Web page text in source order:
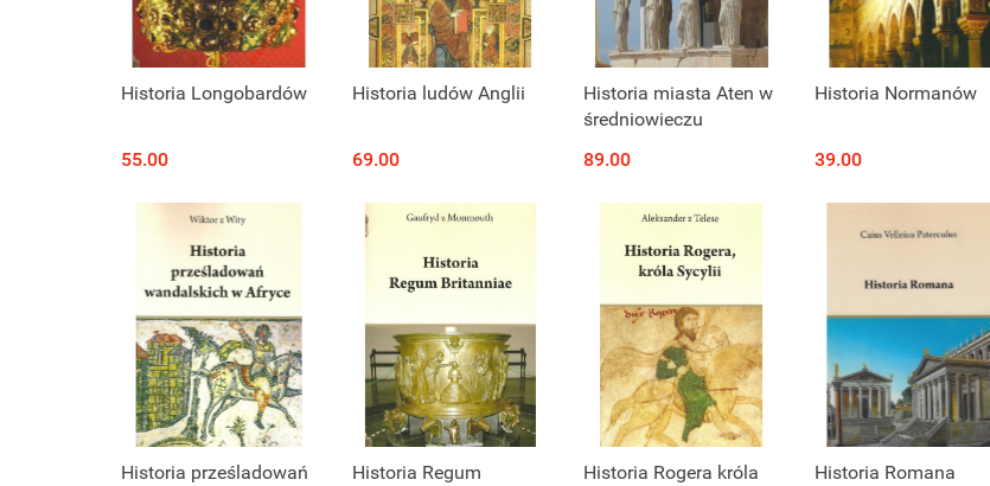
Historia Longobardów
55.00
Historia ludów Anglii
69.00
Historia miasta Aten w
średniowieczu
89.00
Historia Normanów
39.00
Historia prześladowań
Historia Regum
Historia Rogera króla
Historia Romana